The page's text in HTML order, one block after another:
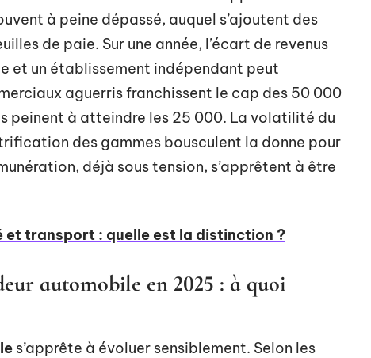
à peine dépassé, auquel s’ajoutent des
de paie. Sur une année, l’écart de revenus
et un établissement indépendant peut
aguerris franchissent le cap des 50 000
peinent à atteindre les 25 000. La volatilité du
des gammes bousculent la donne pour
déjà sous tension, s’apprêtent à être
et transport : quelle est la distinction ?
automobile en 2025 : à quoi
s’apprête à évoluer sensiblement. Selon les